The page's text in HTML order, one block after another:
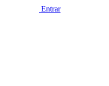
Entrar